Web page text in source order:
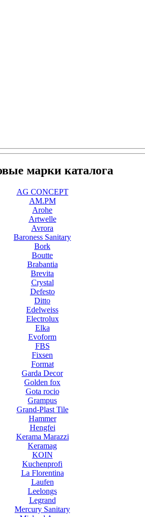
марки каталога
AG CONCEPT
AM.PM
Arohe
Artwelle
Avrora
Baroness Sanitary
Bork
Boutte
Brabantia
Brevita
Crystal
Defesto
Ditto
Edelweiss
Electrolux
Elka
Evoform
FBS
Fixsen
Format
Garda Decor
Golden fox
Gota rocio
Grampus
Grand-Plast Tile
Hammer
Hengfei
Kerama Marazzi
Keramag
KOIN
Kuchenprofi
La Florentina
Laufen
Leelongs
Legrand
Mercury Sanitary